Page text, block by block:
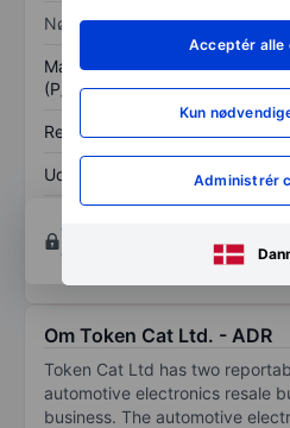
Acceptér alle
Kun
Administrér
Nøgletal
Markedsværdi/omsætning
(P/S)
Resultat pr. aktie (EPS)
Udbytte pr. aktie
Opret konto
og analyse værktøjer.
Om Token Cat Ltd. - ADR
Token Cat Ltd has two
automotive electronics resale
business. The automotive